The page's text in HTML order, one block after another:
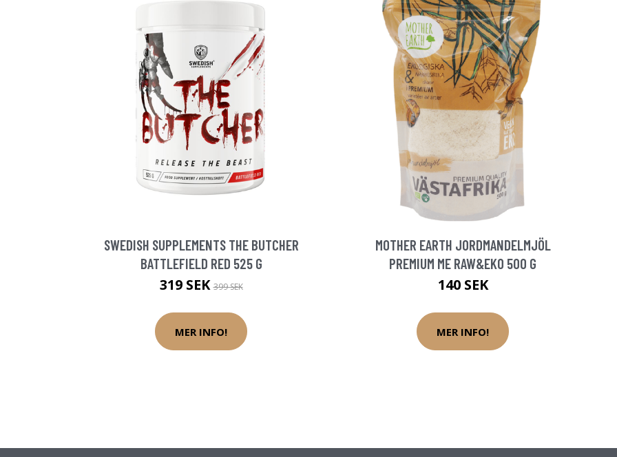
SWEDISH SUPPLEMENTS THE BUTCHER
BATTLEFIELD RED 525 G
319 SEK399 SEK
MER INFO!
MOTHER EARTH JORDMANDELMJÖL
PREMIUM ME RAW&EKO 500 G
140 SEK
MER INFO!